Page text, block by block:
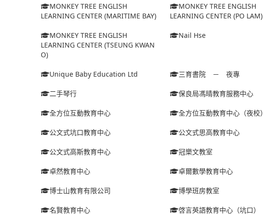
MONKEY TREE ENGLISH
LEARNING CENTER (MARITIME BAY)
MONKEY TREE ENGLISH
LEARNING CENTER (PO LAM)
MONKEY TREE ENGLISH
LEARNING CENTER (TSEUNG KWAN
O)
Nail Hse
Unique Baby Education Ltd 三育書院 － 夜專
二手琴行 保良局馮晴教育服務中心
全方位互動教育中心 全方位互動教育中心（夜校）
公文式坑口教育中心 公文式思高教育中心
公文式高斯教育中心 冠樂文教室
卓然教育中心 卓爾數學教育中心
博士山教育有限公司 博學班房教室
名賢教育中心 啓言英語教育中心（坑口）